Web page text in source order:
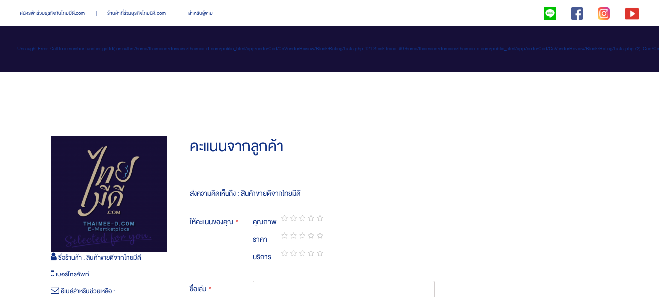
สมัครเข้าร่วมธุรกิจกับไทยมีดี.com | ร้านค้าที่ร่วมธุรกิจไทยมีดี.com | สำหรับผู้ขาย
: Uncaught Error: Call to a member function getId() on null in /home/thaimeed/domains/thaimee-d.com/public_html/app/code/Ced/CsVendorReview/Block/Rating/Lists.php:121 Stack trace: #0 /home/thaimeed/domains/thaimee-d.com/public_html/app/code/Ced/CsVendorReview/Block/Rating/Lists.php(72):
ชื่อร้านค้า :สินค้าขายดีจากไทยมีดี
เบอร์โทรศัพท์ :
อีเมล์สำหรับช่วยเหลือ :
คะแนนจากลูกค้า
ส่งความคิดเห็นถึง : สินค้าขายดีจากไทยมีดี
ให้คะแนนของคุณ คุณภาพ
1
star
2
stars
3
stars
4
stars
5
stars
ราคา
1
star
2
stars
3
stars
4
stars
5
stars
บริการ
ชื่อเล่น